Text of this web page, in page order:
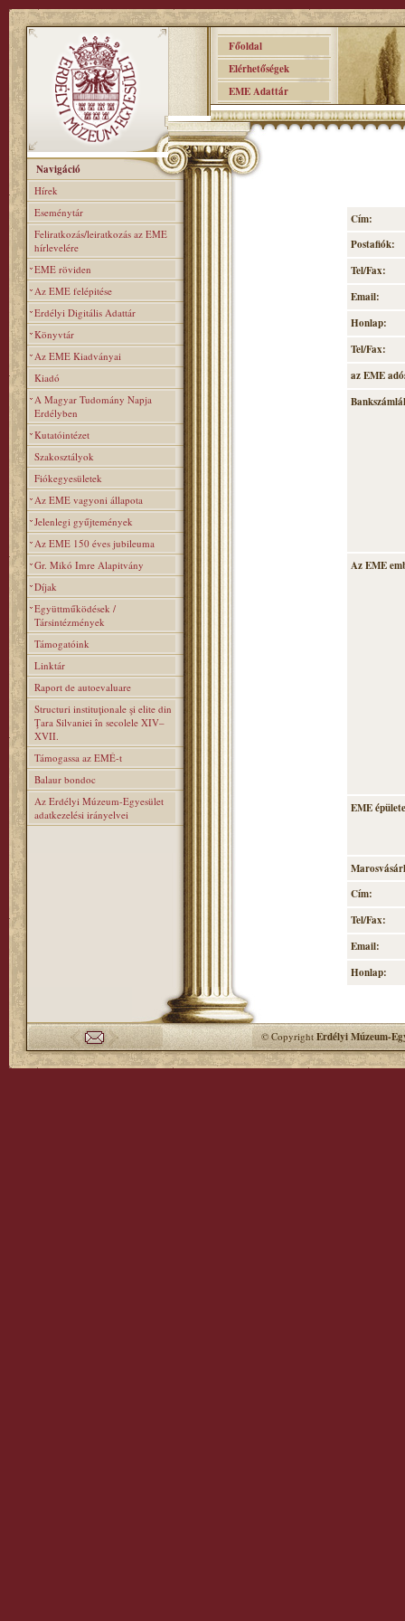
Főoldal
Elérhetőségek
EME Adattár
Navigáció
Hírek
Eseménytár
Feliratkozás/leiratkozás az EME
hírlevelére
EME röviden
Az EME felépitése
Erdélyi Digitális Adattár
Könyvtár
Az EME Kiadványai
Kiadó
A Magyar Tudomány Napja
Erdélyben
Kutatóintézet
Szakosztályok
Fiókegyesületek
Az EME vagyoni állapota
Jelenlegi gyűjtemények
Az EME 150 éves jubileuma
Gr. Mikó Imre Alapitvány
Díjak
Együttműködések /
Társintézmények
Támogatóink
Linktár
Raport de autoevaluare
Structuri instituţionale şi elite din
Ţara Silvaniei în secolele XIV–
XVII.
Támogassa az EMÉ-t
Balaur bondoc
Az Erdélyi Múzeum-Egyesület
adatkezelési irányelvei
Cím:
Postafiók:
Tel/Fax:
Email:
Honlap:
Tel/Fax:
az EME
Az EME
EME
Cím:
Tel/Fax:
Email:
Honlap:
© CopyrightErdélyi Múzeum-